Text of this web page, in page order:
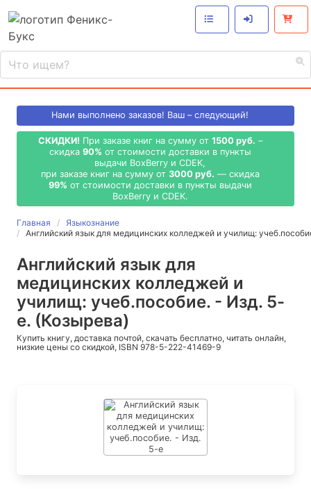
Нами выполнено заказов! Ваш – следующий!
СКИДКИ! При заказе книг на сумму от 1500 руб. –
скидка 90% от стоимости доставки в пункты
выдачи BoxBerry и CDEK,
при заказе книг на сумму от 3000 руб. — скидка
99% от стоимости доставки в пункты выдачи
BoxBerry и CDEK.
Главная
Языкознание
Английский язык для медицинских колледжей и училищ:
Английский язык для
медицинских колледжей и
училищ: учеб.пособие. - Изд. 5-
е. (Козырева)
Купить книгу, доставка почтой, скачать бесплатно, читать онлайн,
низкие цены со скидкой, ISBN 978-5-222-41469-9